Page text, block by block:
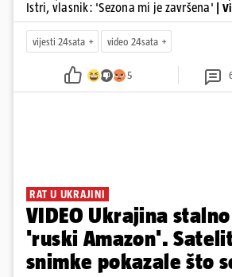
Istri, vlasnik: 'Sezona mi je završena'
|
vijesti 24sata video 24sata
5
RAT U UKRAJINI
VIDEO Ukrajina
'ruski Amazon'.
snimke pokazale što